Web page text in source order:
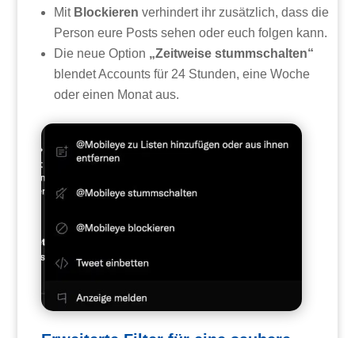
Mit Blockieren verhindert ihr zusätzlich, dass die
Person eure Posts sehen oder euch folgen kann.
Die neue Option „Zeitweise stummschalten“
blendet Accounts für 24 Stunden, eine Woche
oder einen Monat aus.